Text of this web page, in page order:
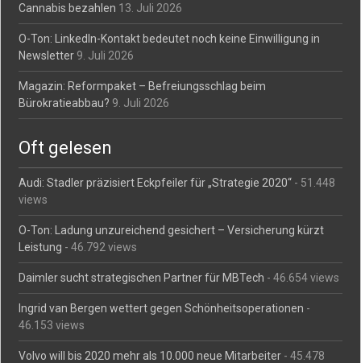
Cannabis bezahlen 13. Juli 2026
O-Ton: LinkedIn-Kontakt bedeutet noch keine Einwilligung in
Newsletter 9. Juli 2026
Magazin: Reformpaket – Befreiungsschlag beim
Bürokratieabbau? 9. Juli 2026
Oft gelesen
Audi: Stadler präzisiert Eckpfeiler für „Strategie 2020“ - 51.448
views
O-Ton: Ladung unzureichend gesichert – Versicherung kürzt
Leistung - 46.792 views
Daimler sucht strategischen Partner für MBTech - 46.654 views
Ingrid van Bergen wettert gegen Schönheitsoperationen -
46.153 views
Volvo will bis 2020 mehr als 10.000 neue Mitarbeiter - 45.478